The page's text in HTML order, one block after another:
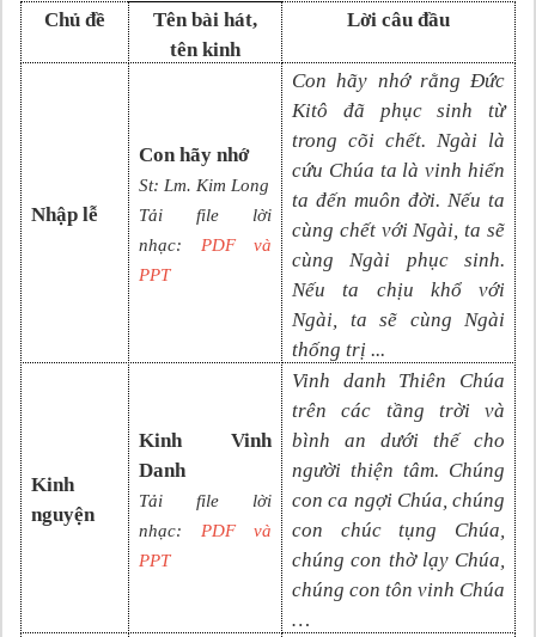
Chủ đề
Tên bài hát,
tên kinh
Lời câu đầu
Nhập lễ
Con hãy nhớ
St: Lm. Kim Long
Tải file lời
nhạc: PDF và
PPT
Con hãy nhớ rằng Đức
Kitô đã phục sinh từ
trong cõi chết. Ngài là
cứu Chúa ta là vinh hiển
ta đến muôn đời. Nếu ta
cùng chết với Ngài, ta sẽ
cùng Ngài phục sinh.
Nếu ta chịu khổ với
Ngài, ta sẽ cùng Ngài
thống trị ...
Kinh
nguyện
Kinh Vinh
Danh
Tải file lời
nhạc: PDF và
PPT
Vinh danh Thiên Chúa
trên các tầng trời và
bình an dưới thế cho
người thiện tâm. Chúng
con ca ngợi Chúa, chúng
con chúc tụng Chúa,
chúng con thờ lạy Chúa,
chúng con tôn vinh Chúa
…